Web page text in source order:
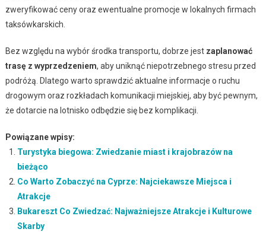
zweryfikować ceny oraz ewentualne promocje w lokalnych firmach
taksówkarskich.
Bez względu na wybór środka transportu, dobrze jest zaplanować
trasę z wyprzedzeniem, aby uniknąć niepotrzebnego stresu przed
podróżą. Dlatego warto sprawdzić aktualne informacje o ruchu
drogowym oraz rozkładach komunikacji miejskiej, aby być pewnym,
że dotarcie na lotnisko odbędzie się bez komplikacji.
Powiązane wpisy:
Turystyka biegowa: Zwiedzanie miast i krajobrazów na
bieżąco
Co Warto Zobaczyć na Cyprze: Najciekawsze Miejsca i
Atrakcje
Bukareszt Co Zwiedzać: Najważniejsze Atrakcje i Kulturowe
Skarby